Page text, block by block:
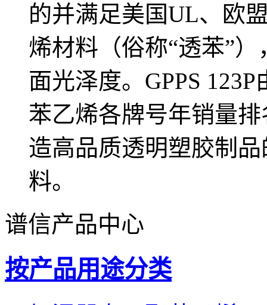
的并满足美国UL、欧
烯材料（俗称“透苯”
面光泽度。GPPS
苯乙烯各牌号年销量
造高品质透明塑胶制
料。
谱信产品中心
按产品用途分类